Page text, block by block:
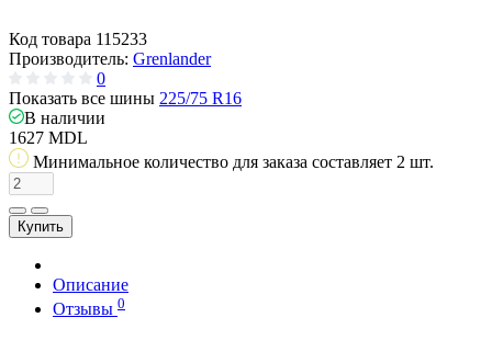
Код товара 115233
Производитель: Grenlander
0
Показать все шины 225/75 R16
В наличии
1627 MDL
Минимальное количество для заказа составляет 2 шт.
Купить
Описание
Отзывы 0